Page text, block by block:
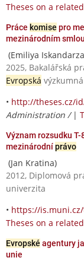
Theses on a
Práce komise pro
mezinárodním
(Emiliya
2025, Bakalářská
Evropská
• http://theses.cz/
Administration / |
Význam rozsudku
mezinárodníprávo
(Jan Kratina)
2012, Diplomová
univerzita
• https://
Theses on a
Evropské agentury
unie